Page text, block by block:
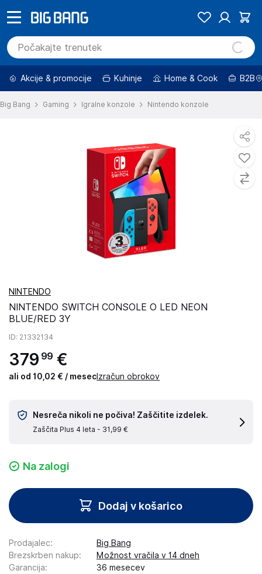
Akcije & promocije Kuhinje Home & Cook B2B
Big Bang Gaming Igralne konzole Nintendo konzole
NINTENDO
NINTENDO SWITCH CONSOLE O LED NEON
BLUE/RED 3Y
ID: 21332134
379 99 €
ali od 10,02 € / mesec Izračun obrokov
Nesreča nikoli ne počiva! Zaščitite izdelek.
Zaščita Plus 4 leta - 31,99 €
Na zalogi
Dodaj v košarico
Prodajalec:
Big Bang
Brezskrben nakup:
Možnost vračila v 14 dneh
Garancija: 36 mesecev